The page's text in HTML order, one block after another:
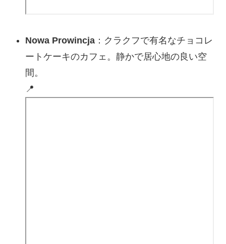
Nowa Prowincja：クラクフで有名なチョコレ
ートケーキのカフェ。静かで居心地の良い空
間。
📍